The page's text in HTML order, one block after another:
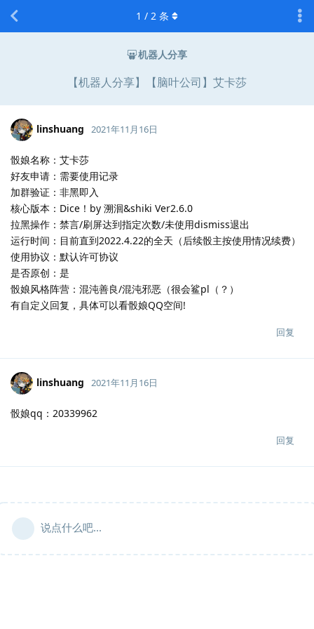
机器人分享
【机器人分享】【脑叶公司】艾卡莎
1 / 2 条
linshuang 2021年11月16日
骰娘名称：艾卡莎
好友申请：需要使用记录
加群验证：非黑即入
核心版本：Dice！by 溯洄&shiki Ver2.6.0
拉黑操作：禁言/刷屏达到指定次数/未使用dismiss退出
运行时间：目前直到2022.4.22的全天（后续骰主按使用情况续费）
使用协议：默认许可协议
是否原创：是
骰娘风格阵营：混沌善良/混沌邪恶（很会鲨pl（？）
有自定义回复，具体可以看骰娘QQ空间!
回复
linshuang 2021年11月16日
骰娘qq：20339962
回复
说点什么吧...